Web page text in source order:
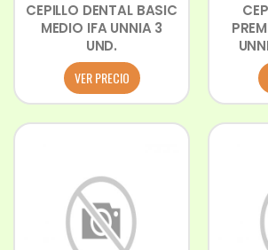
CEPILLO DENTAL BASIC
MEDIO IFA UNNIA 3
UND.
VER PRECIO